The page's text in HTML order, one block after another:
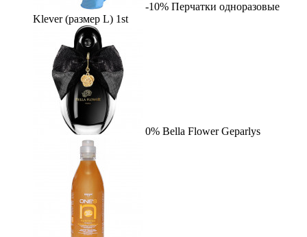
-10% Перчатки одноразовые
Klever (размер L) 1st
0% Bella Flower Geparlys